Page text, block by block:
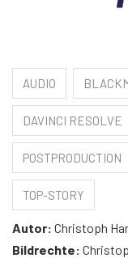
AUDIO
DAVINCI RESOLVE
POSTPRODUCTION
TOP-STORY
Autor: Christoph
Bildrechte: